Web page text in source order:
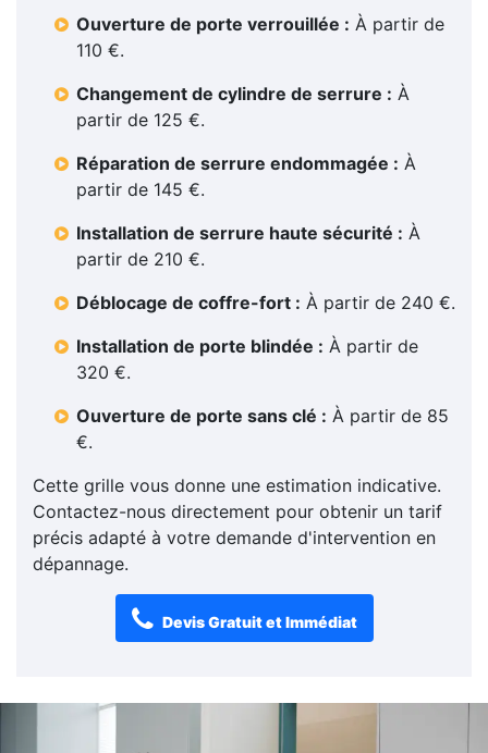
Ouverture de porte verrouillée : À partir de
110 €.
Changement de cylindre de serrure : À
partir de 125 €.
Réparation de serrure endommagée : À
partir de 145 €.
Installation de serrure haute sécurité : À
partir de 210 €.
Déblocage de coffre-fort : À partir de 240 €.
Installation de porte blindée : À partir de
320 €.
Ouverture de porte sans clé : À partir de 85
€.
Cette grille vous donne une estimation indicative.
Contactez-nous directement pour obtenir un tarif
précis adapté à votre demande d'intervention en
dépannage.
Devis Gratuit et Immédiat